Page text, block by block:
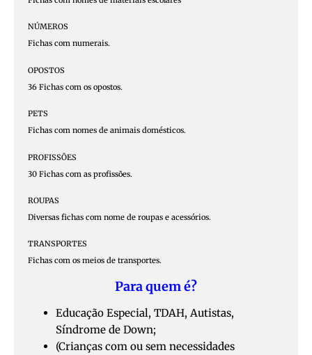
NÚMEROS
Fichas com numerais.
OPOSTOS
36 Fichas com os opostos.
PETS
Fichas com nomes de animais domésticos.
PROFISSÕES
30 Fichas com as profissões.
ROUPAS
Diversas fichas com nome de roupas e acessórios.
TRANSPORTES
Fichas com os meios de transportes.
Para quem é?
Educação Especial, TDAH, Autistas,
Síndrome de Down;
(Crianças com ou sem necessidades